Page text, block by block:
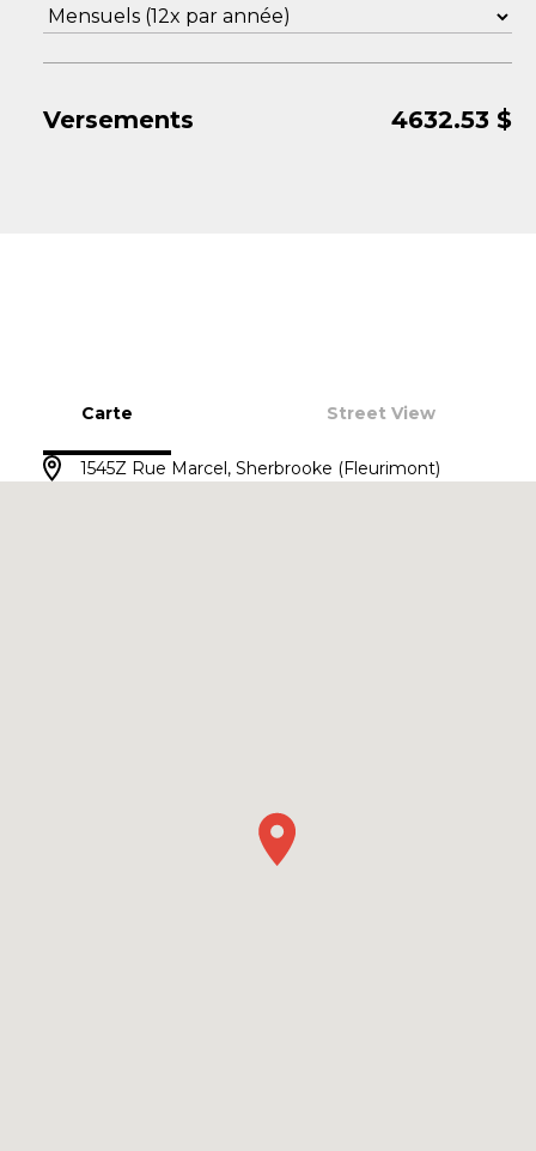
Versements 4632.53 $
Carte Street View
1545Z Rue Marcel, Sherbrooke (Fleurimont)